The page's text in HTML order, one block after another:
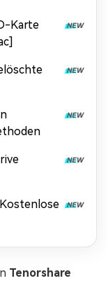
Karte
Tenorshare